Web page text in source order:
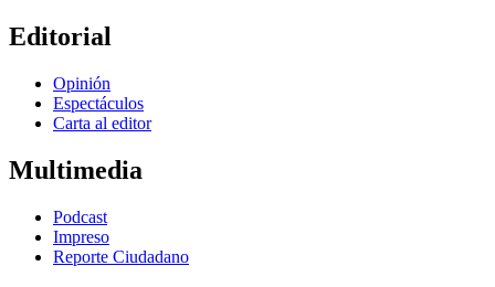
Editorial
Opinión
Espectáculos
Carta al editor
Multimedia
Podcast
Impreso
Reporte Ciudadano